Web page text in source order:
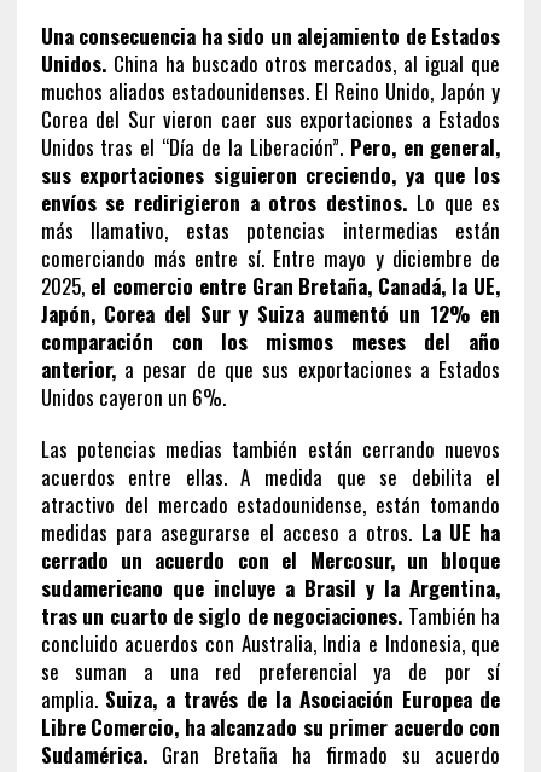
Una consecuencia ha sido un alejamiento de Estados
Unidos.China ha buscado otros mercados, al igual que
muchos aliados estadounidenses. El Reino Unido, Japón y
Corea del Sur vieron caer sus exportaciones a Estados
Unidos tras el “Día de la Liberación”.Pero, en general,
sus exportaciones siguieron creciendo, ya que los
envíos se redirigieron a otros destinos. Lo que es
más llamativo, estas potencias intermedias están
comerciando más entre sí. Entre mayo y diciembre de
2025, el comercio entre Gran Bretaña, Canadá, la UE,
Japón, Corea del Sur y Suiza aumentó un 12% en
comparación con los mismos meses del año
anterior,a pesar de que sus exportaciones a Estados
Unidos cayeron un 6%.
Las potencias medias también están cerrando nuevos
acuerdos entre ellas. A medida que se debilita el
atractivo del mercado estadounidense, están tomando
medidas para asegurarse el acceso a otros. La UE ha
cerrado un acuerdo con el Mercosur, un bloque
sudamericano que incluye a Brasil y la Argentina,
tras un cuarto de siglo de negociaciones. También ha
concluido acuerdos con Australia, India e Indonesia, que
se suman a una red preferencial ya de por sí
amplia. Suiza, a través de la Asociación Europea de
Libre Comercio, ha alcanzado su primer acuerdo con
Sudamérica.Gran Bretaña ha firmado su acuerdo